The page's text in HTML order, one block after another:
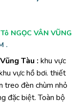
NGỌC VÂN VŨNG
.
Tàu : khu vực
vực hồ bơi. thiết
treo đèn chùm nhỏ
đặc biệt. Toàn bộ